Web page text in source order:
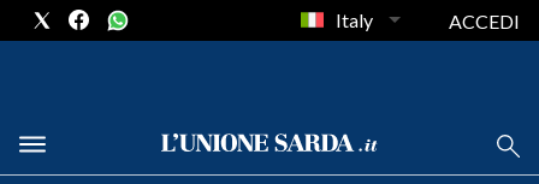
METEO
Italy ACCEDI